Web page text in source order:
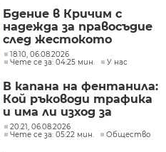
Бдение в Кричим с
надежда за правосъдие
след жестокото
убийство на млад мъж
в Пловдив от
18:10, 06.08.2026
Чете се за: 04:25 мин.
У нас
В капана на фентанила:
Кой ръководи трафика
и има ли изход за
пристрастените?
20:21, 06.08.2026
Чете се за: 05:22 мин.
Общество